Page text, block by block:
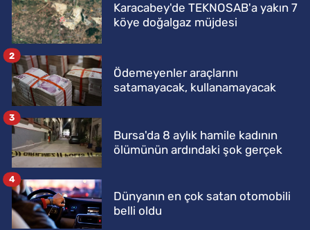
Karacabey'de TEKNOSAB'a yakın 7
köye doğalgaz müjdesi
Ödemeyenler araçlarını
satamayacak, kullanamayacak
2
Bursa'da 8 aylık hamile kadının
ölümünün ardındaki şok gerçek
3
Dünyanın en çok satan otomobili
belli oldu
4